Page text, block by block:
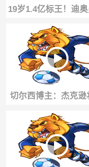
19岁1.4亿标王！迪
身披皇马战袍完成首
切尔西博主：杰克逊
看起来让人担忧啊